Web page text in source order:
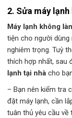
2. Sửa máy
Máy lạnh không
tiện cho người
nghiêm trọng. Tuỳ
thích hợp nhất, sau
lạnh tại nhà cho
– Bạn nên kiểm tra
đặt máy lạnh, cần
tuân thủ yêu cầu